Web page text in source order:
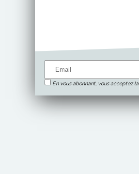
En vous abonnant, vous acceptez la